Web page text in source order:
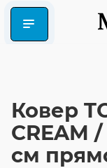
Ковер
CREAM
см